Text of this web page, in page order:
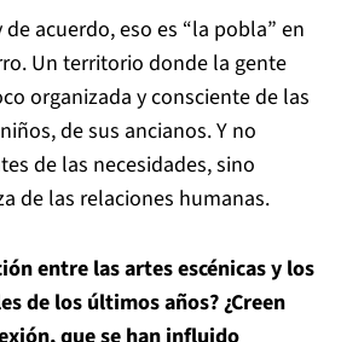
de acuerdo, eso es “la pobla” en
Un territorio donde la gente
organizada y consciente de las
de sus ancianos. Y no
de las necesidades, sino
de las relaciones humanas.
entre las artes escénicas y los
de los últimos años? ¿Creen